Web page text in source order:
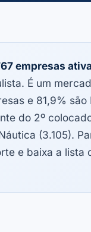
empresas
É um
e 81,9% são
do 2º
(3.105).
e baixa a lista